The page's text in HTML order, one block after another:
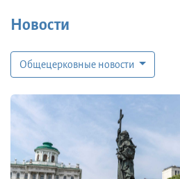
Новости
Общецерковные новости